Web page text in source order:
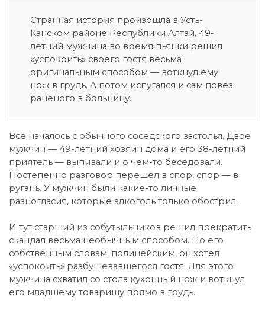
Странная история произошла в Усть-
Канском районе Республики Алтай. 49-
летний мужчина во время пьянки решил
«успокоить» своего гостя весьма
оригинальным способом — воткнул ему
нож в грудь. А потом испугался и сам повёз
раненого в больницу.
Всё началось с обычного соседского застолья. Двое
мужчин — 49-летний хозяин дома и его 38-летний
приятель — выпивали и о чём-то беседовали.
Постепенно разговор перешёл в спор, спор — в
ругань. У мужчин были какие-то личные
разногласия, которые алкоголь только обострил.
И тут старший из собутыльников решил прекратить
скандал весьма необычным способом. По его
собственным словам, полицейским, он хотел
«успокоить» разбушевавшегося гостя. Для этого
мужчина схватил со стола кухонный нож и воткнул
его младшему товарищу прямо в грудь.